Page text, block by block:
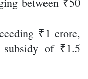
₹1 crore,
of ₹1.5